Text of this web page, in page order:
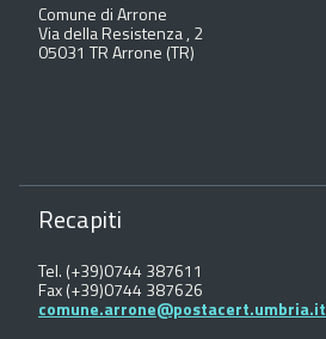
Comune di Arrone
Via della Resistenza , 2
05031 TR Arrone (TR)
Recapiti
Tel. (+39)0744 387611
Fax (+39)0744 387626
comune.arrone@postacert.umbria.it